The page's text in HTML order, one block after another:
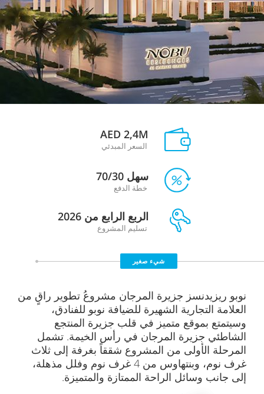
شيء صغير
AED 2,4M
السعر المبدئي
سهل 70/30
خطة الدفع
الربع الرابع من 2026
تسليم المشروع
نوبو ريزيدنسز جزيرة المرجان مشروعُ تطوير راقٍ من
العلامة التجارية الشهيرة للضيافة نوبو للفنادق،
وسيتمتع بموقع متميز في قلب جزيرة المنتجع
الشاطئي جزيرة المرجان في رأس الخيمة. تشمل
المرحلة الأولى من المشروع شققاً بغرفة إلى ثلاث
غرف نوم، وبنتهاوس من 4 غرف نوم وفلل مذهلة،
إلى جانب وسائل الراحة الممتازة والمتميزة.